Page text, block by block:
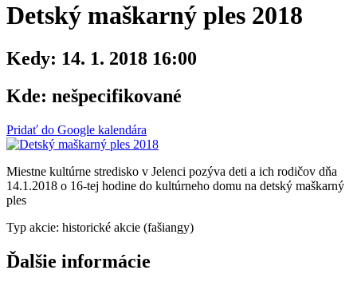
Detský maškarný ples 2018
Kedy: 14. 1. 2018 16:00
Kde: nešpecifikované
Pridať do Google kalendára
Miestne kultúrne stredisko v Jelenci pozýva deti a ich rodičov dňa
14.1.2018 o 16-tej hodine do kultúrneho domu na detský maškarný
ples
Typ akcie: historické akcie (fašiangy)
Ďalšie informácie